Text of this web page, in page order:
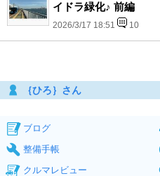
イドラ緑化♪ 前編
2026/3/17 18:51 10
｛ひろ｝さん
ブログ
整備手帳
クルマレビュー